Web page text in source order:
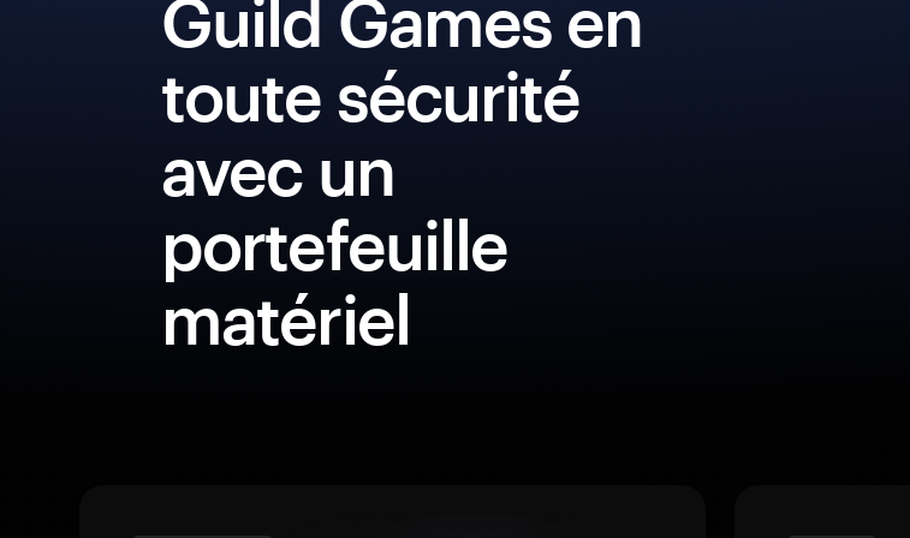
Guild Games en
toute sécurité
avec un
portefeuille
matériel